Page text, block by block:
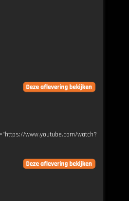
www.youtube.com/watch?